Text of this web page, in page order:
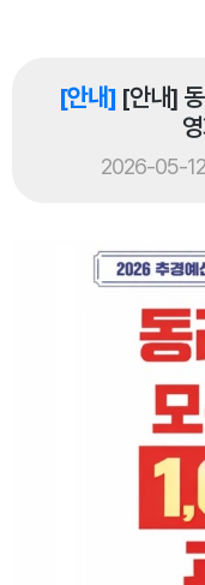
[안내] [안내]
2026-05-12